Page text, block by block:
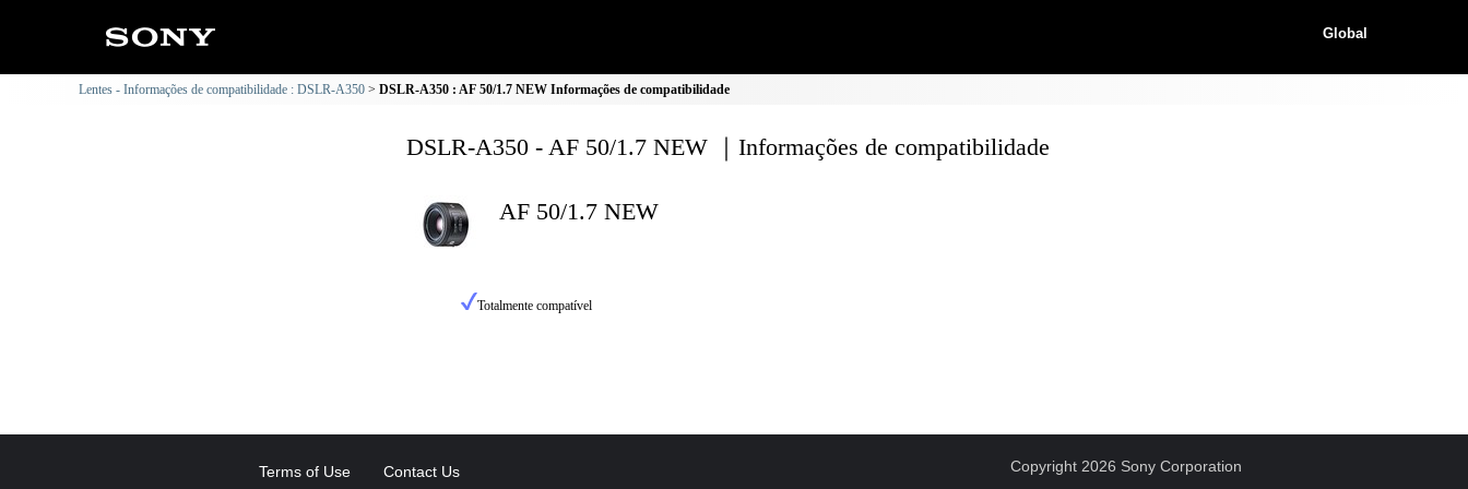
Global
Lentes - Informações de compatibilidade : DSLR-A350 DSLR-A350 : AF 50/1.7 NEW Informações de compatibilidade
DSLR-A350 - AF 50/1.7 NEW ｜Informações de compatibilidade
AF 50/1.7 NEW
Totalmente compatível
Terms of Use Contact Us Copyright 2026 Sony Corporation